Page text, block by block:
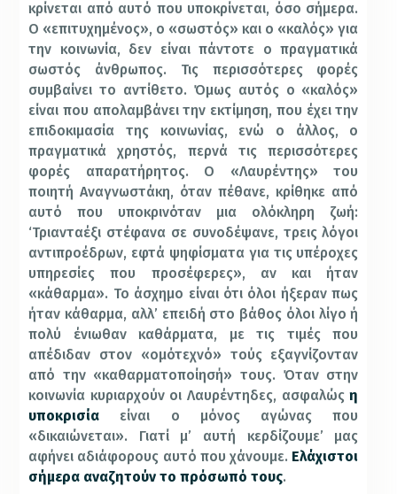
κρίνεται από αυτό που υποκρίνεται, όσο σήμερα.
Ο «επιτυχημένος», ο «σωστός» και ο «καλός» για
την κοινωνία, δεν είναι πάντοτε ο πραγματικά
σωστός άνθρωπος. Τις περισσότερες φορές
συμβαίνει το αντίθετο. Όμως αυτός ο «καλός»
είναι που απολαμβάνει την εκτίμηση, που έχει την
επιδοκιμασία της κοινωνίας, ενώ ο άλλος, ο
πραγματικά χρηστός, περνά τις περισσότερες
φορές απαρατήρητος. Ο «Λαυρέντης» του
ποιητή Αναγνωστάκη, όταν πέθανε, κρίθηκε από
αυτό που υποκρινόταν μια ολόκληρη ζωή:
‘Τριανταέξι στέφανα σε συνοδέψανε, τρεις λόγοι
αντιπροέδρων, εφτά ψηφίσματα για τις υπέροχες
υπηρεσίες που προσέφερες», αν και ήταν
«κάθαρμα». Το άσχημο είναι ότι όλοι ήξεραν πως
ήταν κάθαρμα, αλλ’ επειδή στο βάθος όλοι λίγο ή
πολύ ένιωθαν καθάρματα, με τις τιμές που
απέδιδαν στον «ομότεχνό» τούς εξαγνίζονταν
από την «καθαρματοποίησή» τους. Όταν στην
κοινωνία κυριαρχούν οι Λαυρέντηδες, ασφαλώςη
υποκρισία είναι ο μόνος αγώνας που
«δικαιώνεται». Γιατί μ’ αυτή κερδίζουμε’ μας
αφήνει αδιάφορους αυτό που χάνουμε. Ελάχιστοι
σήμερα αναζητούν το πρόσωπό τους.